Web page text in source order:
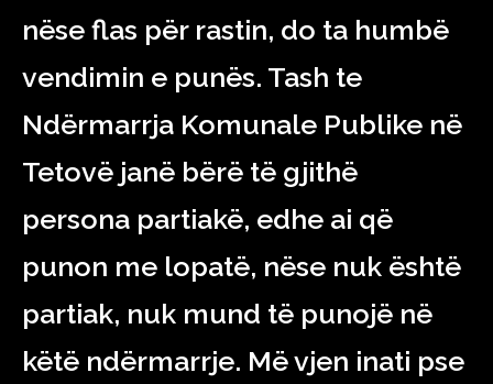
nëse flas për rastin, do ta humbë
vendimin e punës. Tash te
Ndërmarrja Komunale Publike në
Tetovë janë bërë të gjithë
persona partiakë, edhe ai që
punon me lopatë, nëse nuk është
partiak, nuk mund të punojë në
këtë ndërmarrje. Më vjen inati pse